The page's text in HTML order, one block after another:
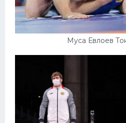
Муса Евлоев